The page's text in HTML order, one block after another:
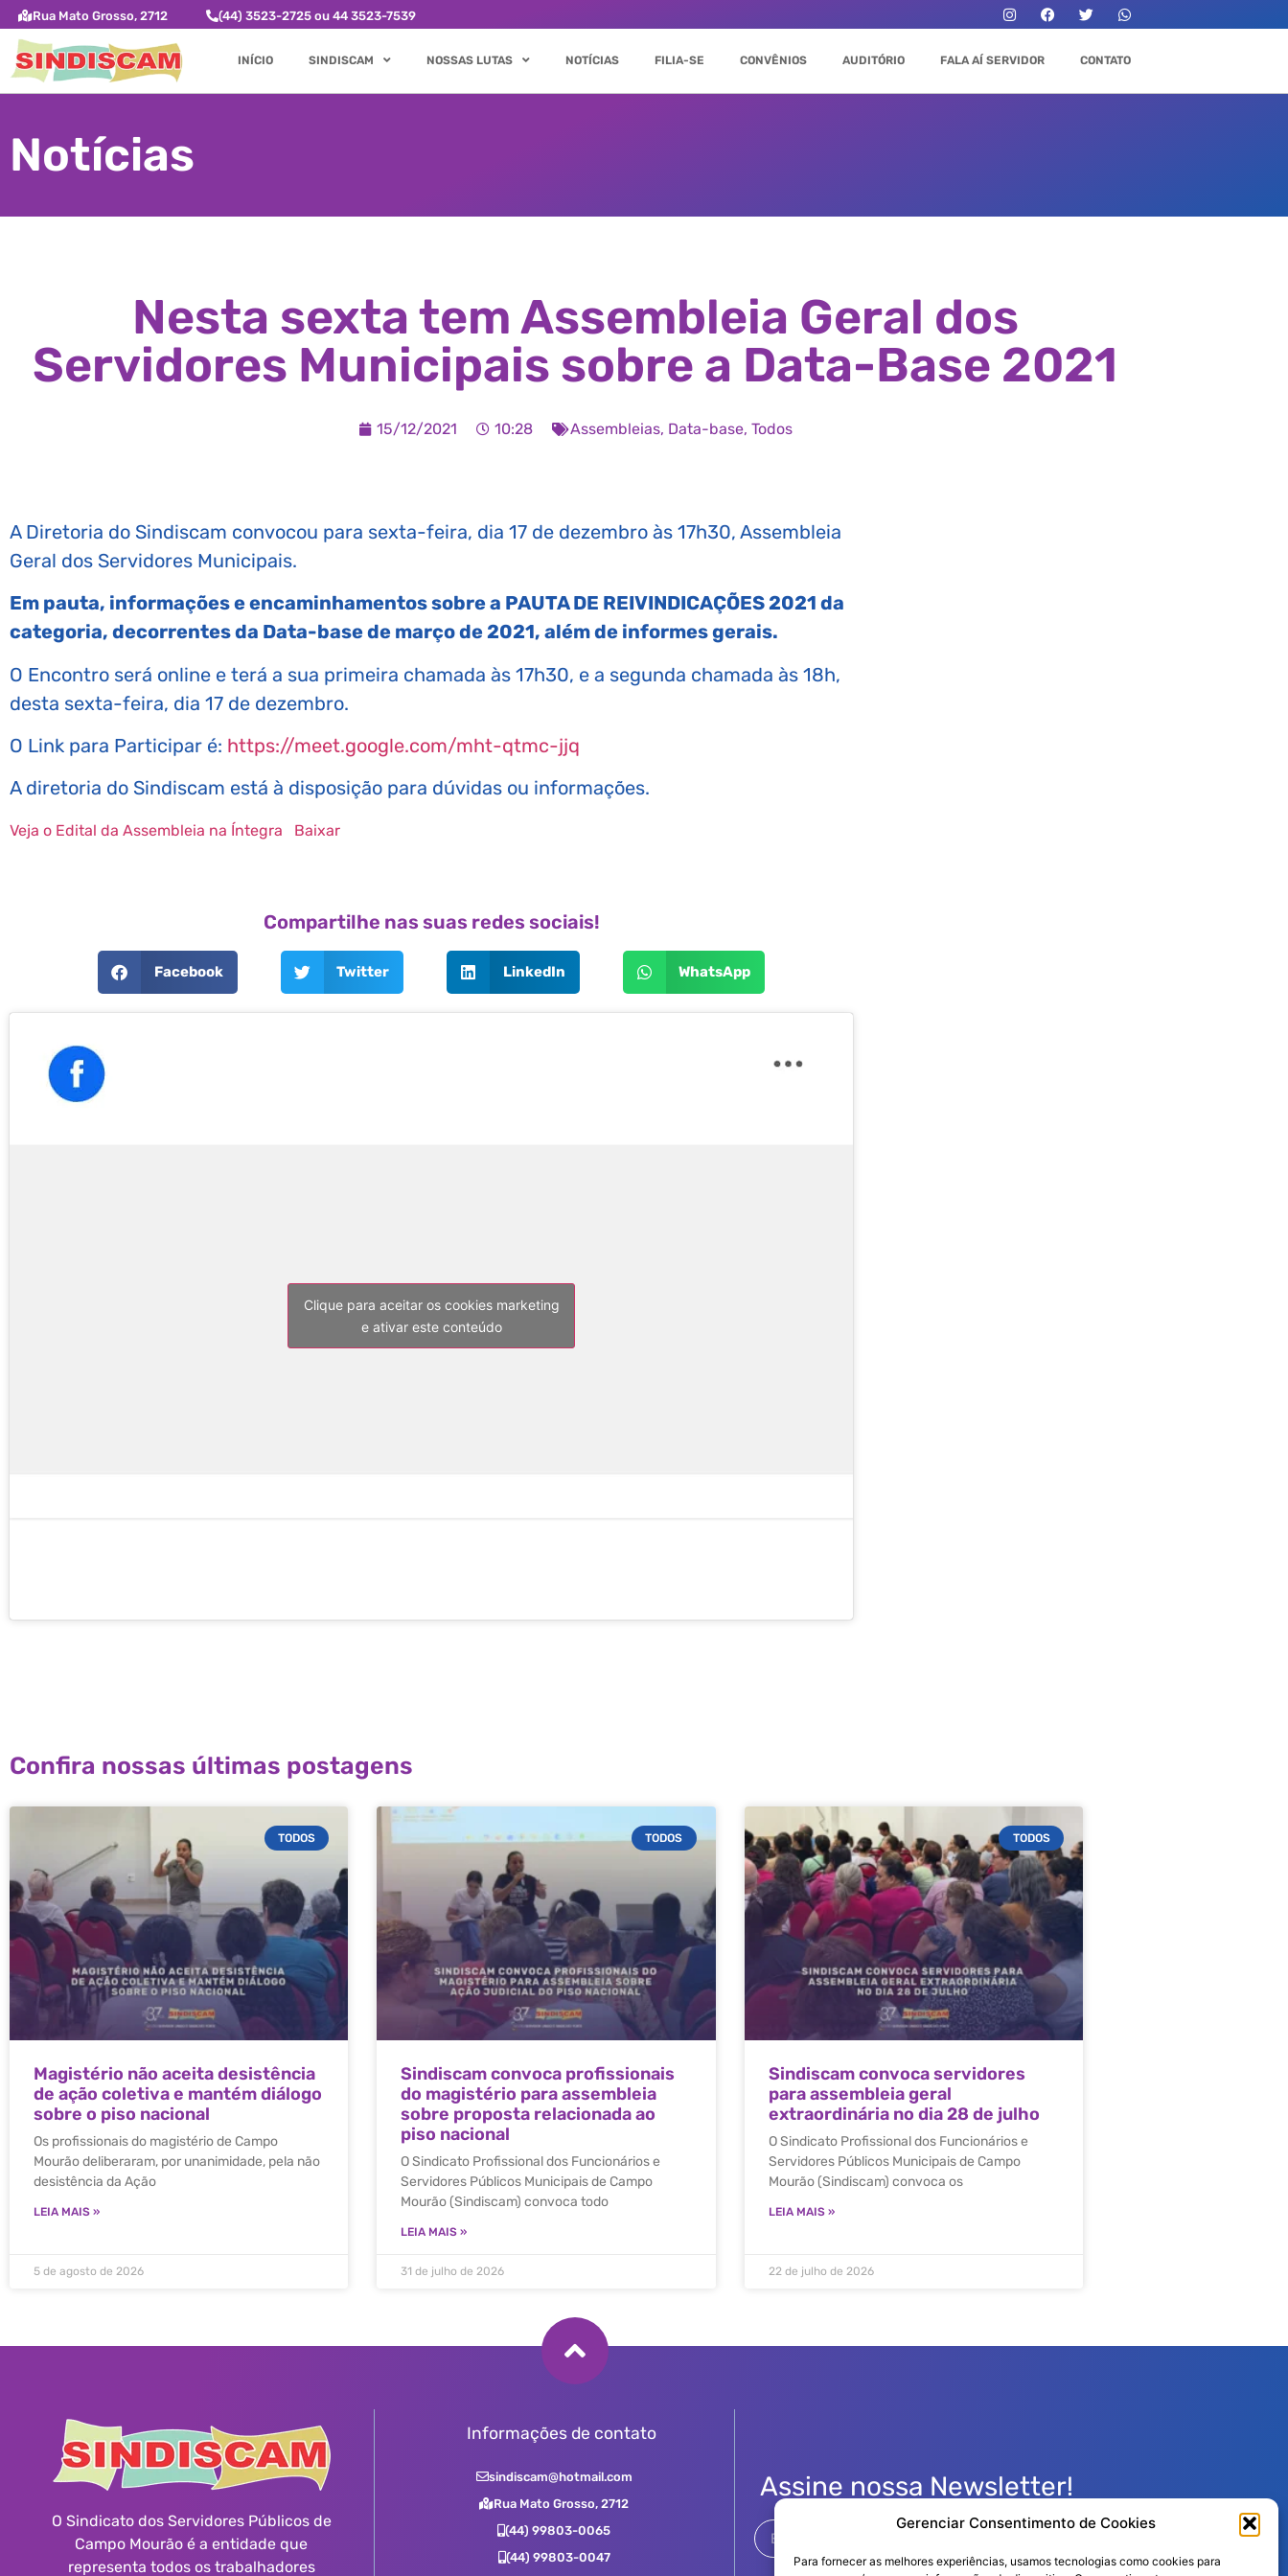
Gerenciar Consentimento de Cookies
Para fornecer as melhores experiências, usamos tecnologias como cookies para
Rua Mato Grosso, 2712 (44) 3523-2725 ou 44 3523-7539
INÍCIO SINDISCAM NOSSAS LUTAS NOTÍCIAS FILIA-SE CONVÊNIOS AUDITÓRIO FALA AÍ SERVIDOR CONTATO
Notícias
Nesta sexta tem Assembleia Geral dos
Servidores Municipais sobre a Data-Base 2021
15/12/2021 10:28 Assembleias, Data-base, Todos
A Diretoria do Sindiscam convocou para sexta-feira, dia 17 de dezembro às 17h30, Assembleia
Geral dos Servidores Municipais.
Em pauta, informações e encaminhamentos sobre a PAUTA DE REIVINDICAÇÕES 2021 da
categoria, decorrentes da Data-base de março de 2021, além de informes gerais.
O Encontro será online e terá a sua primeira chamada às 17h30, e a segunda chamada às 18h,
desta sexta-feira, dia 17 de dezembro.
O Link para Participar é: https://meet.google.com/mht-qtmc-jjq
A diretoria do Sindiscam está à disposição para dúvidas ou informações.
Veja o Edital da Assembleia na Íntegra Baixar
Compartilhe nas suas redes sociais!
Facebook Twitter LinkedIn WhatsApp
Clique para aceitar os cookies marketing
e ativar este conteúdo
Confira nossas últimas postagens
TODOS
Magistério não aceita desistência
de ação coletiva e mantém diálogo
sobre o piso nacional
Os profissionais do magistério de Campo
Mourão deliberaram, por unanimidade, pela não
desistência da Ação
LEIA MAIS »
5 de agosto de 2026
TODOS
Sindiscam convoca profissionais
do magistério para assembleia
sobre proposta relacionada ao
piso nacional
O Sindicato Profissional dos Funcionários e
Servidores Públicos Municipais de Campo
Mourão (Sindiscam) convoca todo
LEIA MAIS »
31 de julho de 2026
TODOS
Sindiscam convoca servidores
para assembleia geral
extraordinária no dia 28 de julho
O Sindicato Profissional dos Funcionários e
Servidores Públicos Municipais de Campo
Mourão (Sindiscam) convoca os
LEIA MAIS »
22 de julho de 2026
O Sindicato dos Servidores Públicos de
Campo Mourão é a entidade que
representa todos os trabalhadores
Informações de contato
sindiscam@hotmail.com
Rua Mato Grosso, 2712
(44) 99803-0065
(44) 99803-0047
Assine nossa Newsletter!